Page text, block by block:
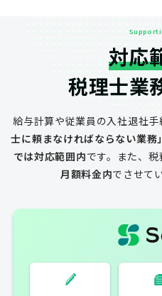
対応
税理士業
給与計算や従業員の入社退社手
士に頼まなければならない業
では対応範囲内です。 また、
月額料金内でさせて
一般的